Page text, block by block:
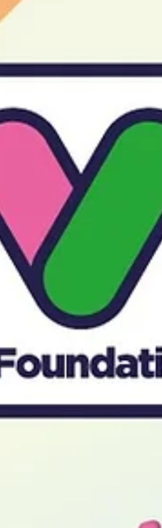
樂與溫暖💕。 「V 愛共行」（V are here）項
作。 🤲🏻❤️透過愛心捐獻支持V慈善基金，
款滿港幣100元或以上可獲發認可收據申請扣
involved #Vfoun